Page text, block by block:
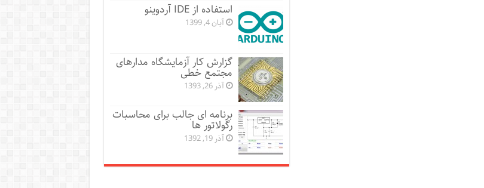
استفاده از IDE آردوینو
آبان 4, 1399
گزارش کار آزمایشگاه مدارهای
مجتمع خطی
آذر 26, 1393
برنامه ای جالب برای محاسبات
رگولاتور ها
آذر 19, 1392